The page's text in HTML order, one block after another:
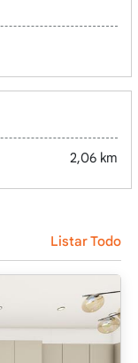
2,06 km
Listar Todo